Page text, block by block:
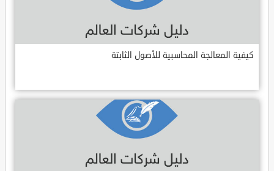
كيفية المعالجة المحاسبية للأصول الثابتة